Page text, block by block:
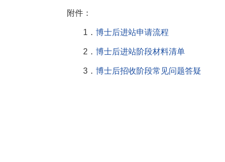
附件：
1． 博士后进站申请流程
2． 博士后进站阶段材料清单
3． 博士后招收阶段常见问题答疑